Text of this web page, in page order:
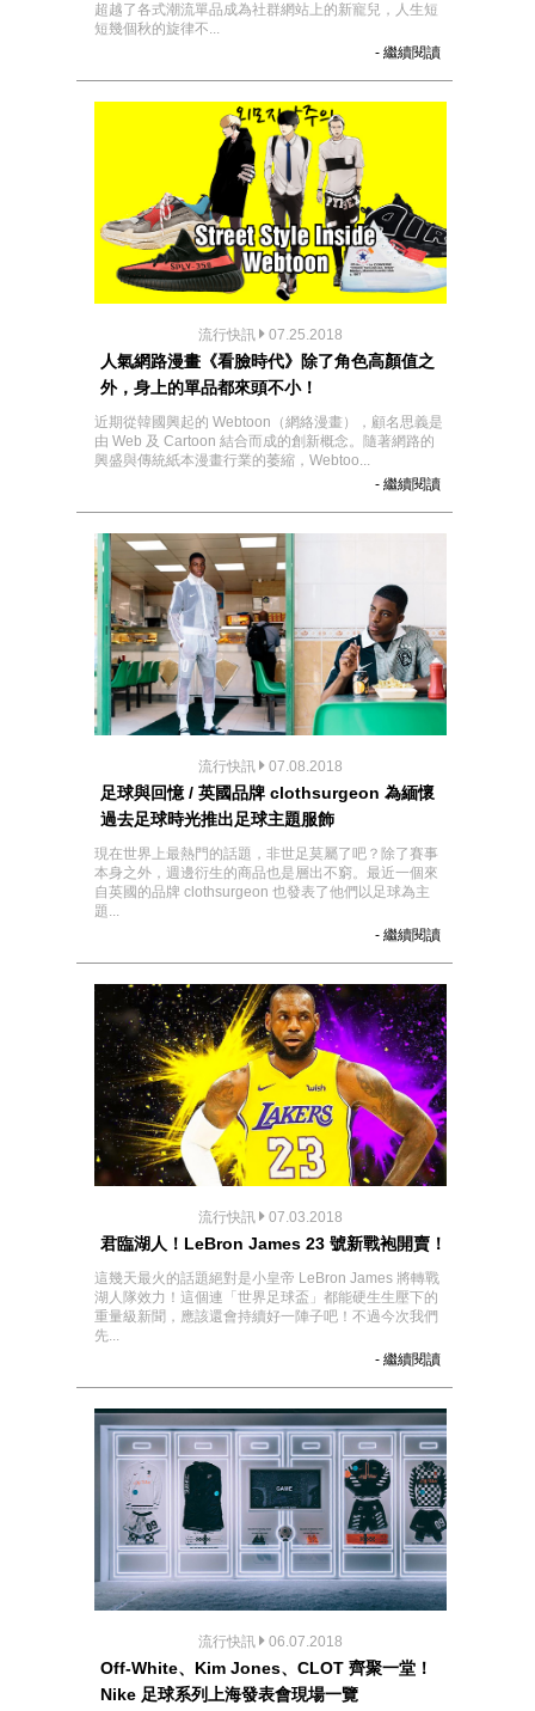
超越了各式潮流單品成為社群網站上的新寵兒，人生短
短幾個秋的旋律不...
- 繼續閱讀
流行快訊 07.25.2018
人氣網路漫畫《看臉時代》除了角色高顏值之
外，身上的單品都來頭不小！
近期從韓國興起的 Webtoon（網絡漫畫），顧名思義是
由 Web 及 Cartoon 結合而成的創新概念。隨著網路的
興盛與傳統紙本漫畫行業的萎縮，Webtoo...
- 繼續閱讀
流行快訊 07.08.2018
足球與回憶 / 英國品牌 clothsurgeon 為緬懷
過去足球時光推出足球主題服飾
現在世界上最熱門的話題，非世足莫屬了吧？除了賽事
本身之外，週邊衍生的商品也是層出不窮。最近一個來
自英國的品牌 clothsurgeon 也發表了他們以足球為主
題...
- 繼續閱讀
流行快訊 07.03.2018
君臨湖人！LeBron James 23 號新戰袍開賣！
這幾天最火的話題絕對是小皇帝 LeBron James 將轉戰
湖人隊效力！這個連「世界足球盃」都能硬生生壓下的
重量級新聞，應該還會持續好一陣子吧！不過今次我們
先...
- 繼續閱讀
流行快訊 06.07.2018
Off-White、Kim Jones、CLOT 齊聚一堂！
Nike 足球系列上海發表會現場一覽